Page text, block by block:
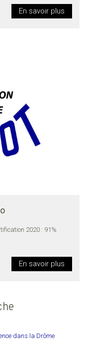
En savoir plus
2020 : 91%
En savoir plus
dans la Drôme